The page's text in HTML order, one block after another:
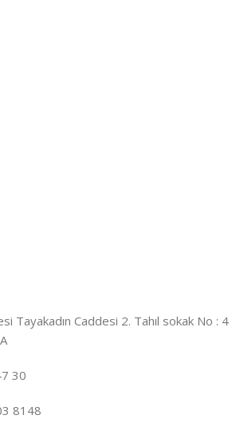
Tayakadın Caddesi 2. Tahıl sokak No : 4
30
8148